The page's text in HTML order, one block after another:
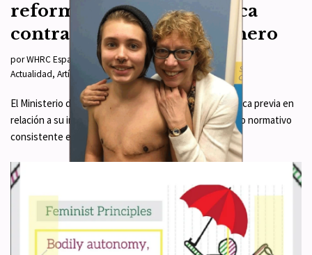
reforma de la Ley Orgánica
contra la Violencia de Género
porWHRC España
2 de noviembre de 2021
Actualidad, Artículo 1 Artículo 4,Artículo 8,Normativa
El Ministerio de Igualdad ha abierto una consulta pública previa en
relación a su intención de elaboración de un «proyecto normativo
consistente en la modificación…
Leer más »
Suecia y Finlandia dan marcha
atrás en la hormonación de
«menores trans»